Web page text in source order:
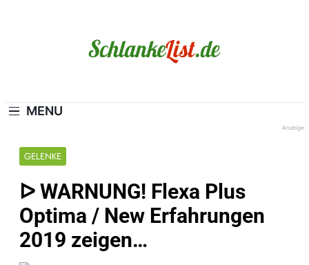
MENU
GELENKE
ᐅ WARNUNG! Flexa Plus
Optima / New Erfahrungen
2019 zeigen…
Anzeige